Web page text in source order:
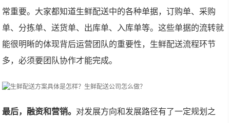
常重要。大家都知道生鲜配送中的各种单据，订购单、采购
单、分拣单、送货单、出库单、入库单等。这些单据的流转就
能很明晰的体现背后运营团队的重要性，生鲜配送流程环节
多，必须要团队协作才能完成。
最后，融资和营销。 对发展方向和发展路径有了一定规划之